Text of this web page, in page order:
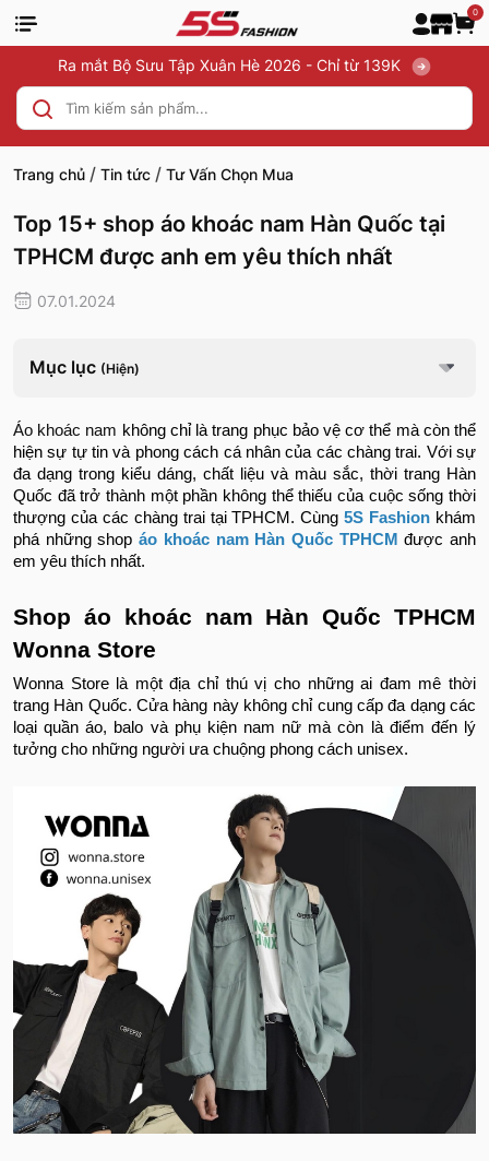
0
Ra mắt Bộ Sưu Tập Xuân Hè 2026 - Chỉ từ 139K
Trang chủ / Tin tức / Tư Vấn Chọn Mua
Top 15+ shop áo khoác nam Hàn Quốc tại
TPHCM được anh em yêu thích nhất
07.01.2024
Mục lục (Hiện)
Áo khoác nam không chỉ là trang phục bảo vệ cơ thể mà còn thể
hiện sự tự tin và phong cách cá nhân của các chàng trai. Với sự
đa dạng trong kiểu dáng, chất liệu và màu sắc, thời trang Hàn
Quốc đã trở thành một phần không thể thiếu của cuộc sống thời
thượng của các chàng trai tại TPHCM. Cùng5S Fashion khám
phá những shopáo khoác nam Hàn Quốc TPHCM được anh
em yêu thích nhất.
Shop áo khoác nam Hàn Quốc TPHCM
Wonna Store
Wonna Store là một địa chỉ thú vị cho những ai đam mê thời
trang Hàn Quốc. Cửa hàng này không chỉ cung cấp đa dạng các
loại quần áo, balo và phụ kiện nam nữ mà còn là điểm đến lý
tưởng cho những người ưa chuộng phong cách unisex.